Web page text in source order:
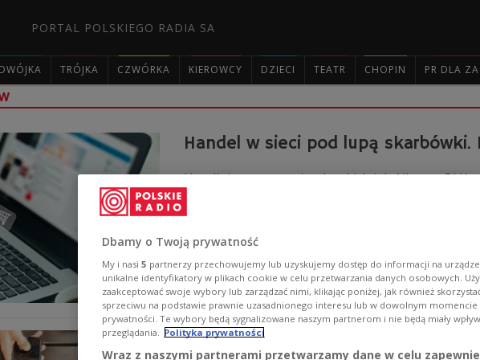
PORTAL POLSKIEGO RADIA SA
DWÓJKA TRÓJKA CZWÓRKA KIEROWCY DZIECI TEATR CHOPIN PR DLA
Handel w sieci pod lupą skarbówki.
Handlujący na serwisach takich jak Allegro, OLX
o ich transakcjach trafią do skarbówki.
urząd skarbowy
Sprzedaż smartfonów w 2024 r. Kto
Dbamy o Twoją prywatność
My i nasi 5 partnerzy przechowujemy lub uzyskujemy dostęp do informacji na
unikalne identyfikatory w plikach cookie w celu przetwarzania danych osobowych.
zaakceptować swoje wybory lub zarządzać nimi, klikając poniżej, jak również
sprzeciwu na podstawie prawnie uzasadnionego interesu lub w dowolnym
prywatności. Te wybory będą sygnalizowane naszym partnerom i nie będą miały
przeglądania.
Polityka prywatności
Wraz z naszymi partnerami przetwarzamy dane w celu